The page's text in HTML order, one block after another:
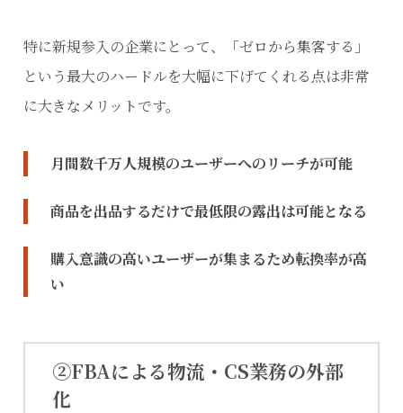
特に新規参入の企業にとって、「ゼロから集客する」
という最大のハードルを大幅に下げてくれる点は非常
に大きなメリットです。
月間数千万人規模のユーザーへのリーチが可能
商品を出品するだけで最低限の露出は可能となる
購入意識の高いユーザーが集まるため転換率が高
い
②FBAによる物流・CS業務の外部
化